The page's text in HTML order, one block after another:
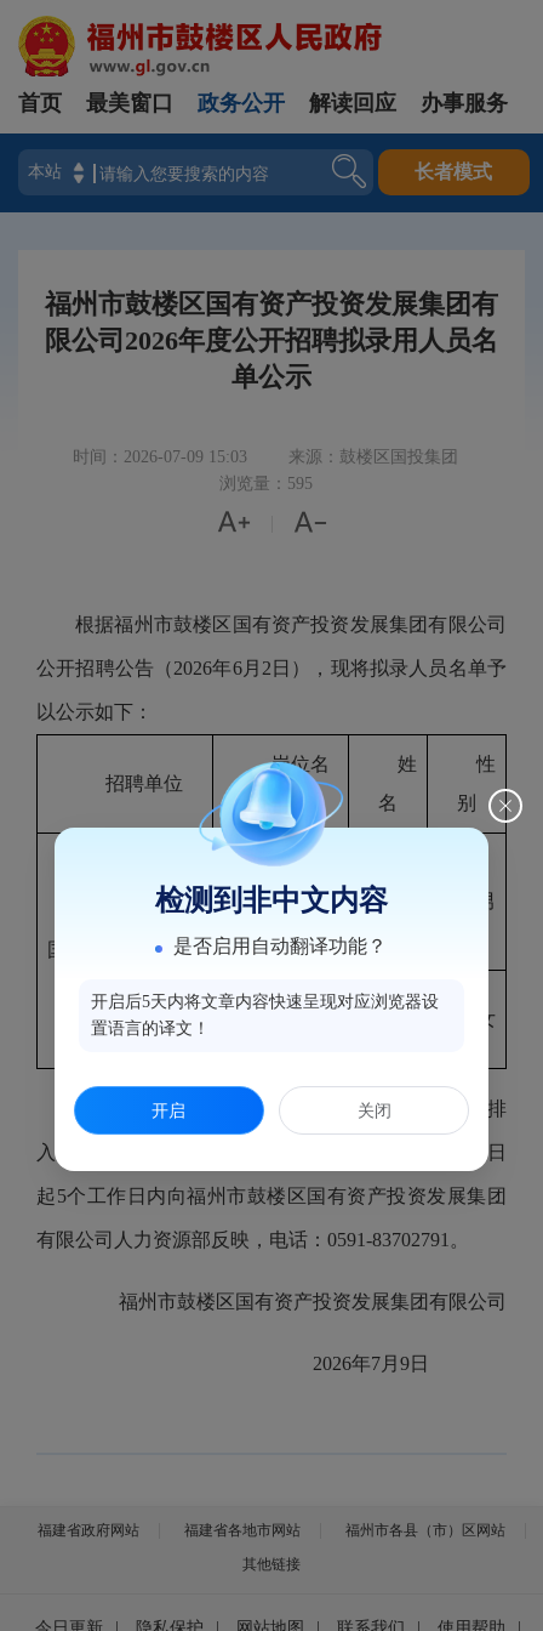
登录
首页 最美窗口 政务公开 解读回应 办事服务
长者模式
福州市鼓楼区国有资产投资发展集团有
限公司2026年度公开招聘拟录用人员名
单公示
时间：2026-07-09 15:03
来源：鼓楼区国投集团
浏览量：595
 
根据福州市鼓楼区国有资产投资发展集团有限公司
公开招聘公告（2026年6月2日），现将拟录人员名单予
以公示如下：
招聘单位
岗位名
称
姓
名
性
别
福州市鼓楼区
国有资产投资发展
集团有限公司
前沿部
署工程师
（FDE）
小强
男
AI产品
黄
女
拟录用人员经公示不影响录用的，按有关规定安排
入职体检等步骤。如对公示对象有异议，请于公示之日
起5个工作日内向福州市鼓楼区国有资产投资发展集团
有限公司人力资源部反映，电话：0591-83702791。
福州市鼓楼区国有资产投资发展集团有限公司
2026年7月9日
福建省政府网站 福建省各地市网站
福州市各县（市）区网站
其他链接
检测到非中文内容
是否启用自动翻译功能？
开启后5天内将文章内容快速呈现对应浏览器设
置语言的译文！
开启 关闭